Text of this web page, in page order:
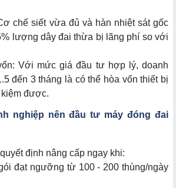
chế siết vừa đủ và hàn nhiệt sát gốc
lượng dây đai thừa bị lãng phí so với
Với mức giá đầu tư hợp lý, doanh
đến 3 tháng là có thể hòa vốn thiết bị
được.
nghiệp nên đầu tư máy đóng đai
định nâng cấp ngay khi:
đạt ngưỡng từ 100 - 200 thùng/ngày